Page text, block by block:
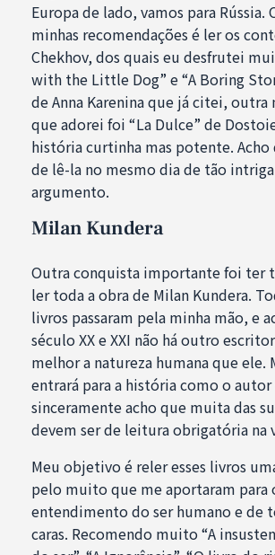
Europa de lado, vamos para Rússia.
minhas recomendações é ler os
Chekhov, dos quais eu desfrutei
with the Little Dog” e “A Boring
de Anna Karenina que já citei, outra
que adorei foi “La Dulce” de
história curtinha mas potente.
de lê-la no mesmo dia de tão
argumento.
Milan Kundera
Outra conquista importante foi ter
ler toda a obra de Milan Kundera.
livros passaram pela minha mão, e
século XX e XXI não há outro
melhor a natureza humana que ele.
entrará para a história como o autor
sinceramente acho que muita das
devem ser de leitura obrigatória na
Meu objetivo é reler esses livros
pelo muito que me aportaram para
entendimento do ser humano e de
caras. Recomendo muito “A